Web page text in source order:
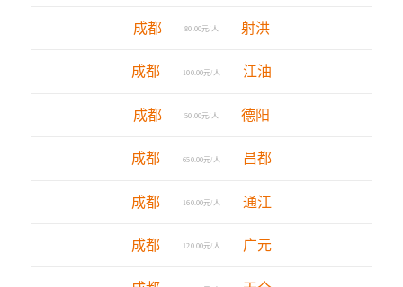
成都 80.00元/人 射洪
成都 100.00元/人 江油
成都 50.00元/人 德阳
成都 650.00元/人 昌都
成都 160.00元/人 通江
成都 120.00元/人 广元